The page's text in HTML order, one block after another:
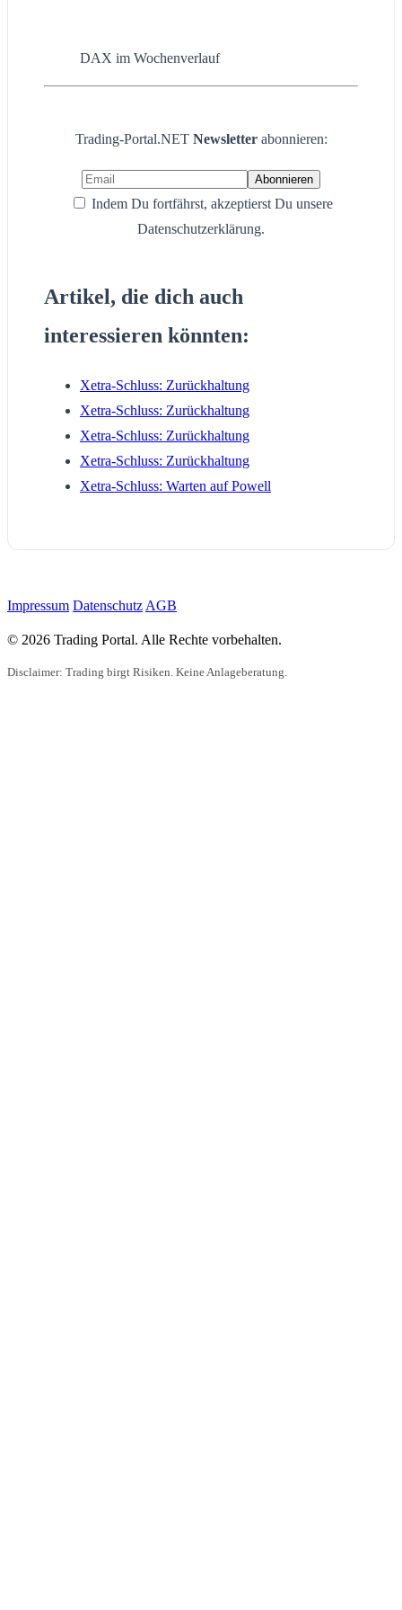
DAX im Wochenverlauf
Trading-Portal.NET Newsletter abonnieren:
Indem Du fortfährst, akzeptierst Du unsere
Datenschutzerklärung.
Artikel, die dich auch
interessieren könnten:
Xetra-Schluss: Zurückhaltung
Xetra-Schluss: Zurückhaltung
Xetra-Schluss: Zurückhaltung
Xetra-Schluss: Zurückhaltung
Xetra-Schluss: Warten auf Powell
Impressum Datenschutz AGB
© 2026 Trading Portal. Alle Rechte vorbehalten.
Disclaimer: Trading birgt Risiken. Keine Anlageberatung.